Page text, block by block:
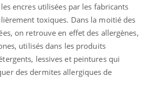
encres utilisées par les fabricants
toxiques. Dans la moitié des
on retrouve en effet des allergènes,
utilisés dans les produits
lessives et peintures qui
des dermites allergiques de